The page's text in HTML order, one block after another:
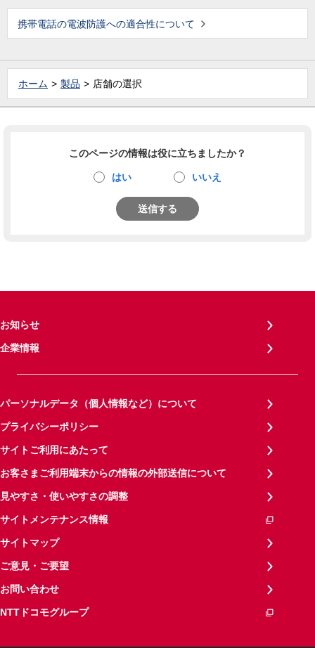
携帯電話の電波防護への適合性について
ホーム 製品 店舗の選択
このページの情報は役に立ちましたか？
はい いいえ
送信する
お知らせ
企業情報
パーソナルデータ（個人情報など）について
プライバシーポリシー
サイトご利用にあたって
お客さまご利用端末からの情報の外部送信について
見やすさ・使いやすさの調整
サイトメンテナンス情報
サイトマップ
ご意見・ご要望
お問い合わせ
NTTドコモグループ